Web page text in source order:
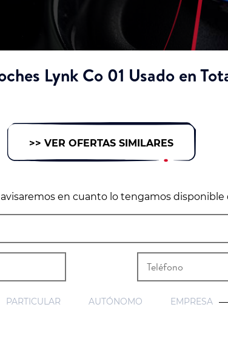
Lynk Co 01 Usado en
>> VER OFERTAS SIMILARES
en cuanto lo tengamos disponible
PARTICULAR AUTÓNOMO EMPRESA